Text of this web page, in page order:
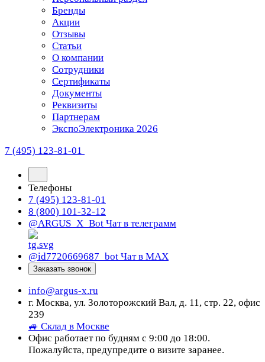
Бренды
Акции
Отзывы
Статьи
О компании
Сотрудники
Сертификаты
Документы
Реквизиты
Партнерам
ЭкспоЭлектроника 2026
7 (495) 123-81-01
Телефоны
7 (495) 123-81-01
8 (800) 101-32-12
@ARGUS_X_Bot Чат в телеграмм
@id7720669687_bot Чат в МАХ
Заказать звонок
info@argus-x.ru
г. Москва, ул. Золоторожский Вал, д. 11, стр. 22, офис
239
🚙 Склад в Москве
Офис работает по будням с 9:00 до 18:00.
Пожалуйста, предупредите о визите заранее.